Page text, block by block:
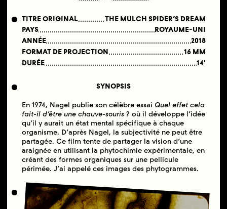
TITRE ORIGINAL
THE MULCH SPIDER’S DREAM
PAYS
ROYAUME-UNI
ANNÉE
2018
FORMAT DE PROJECTION
16 MM
DURÉE
14'
SYNOPSIS
En 1974, Nagel publie son célèbre essai Quel effet cela
fait-il d’être une chauve-souris ? où il développe l’idée
qu’il y aurait un état mental spécifique à chaque
organisme. D’après Nagel, la subjectivité ne peut être
partagée. Ce film tente de partager la vision d’une
araignée en utilisant la phytochimie expérimentale, en
créant des formes organiques sur une pellicule
périmée. J’ai appelé ces images des phytogrammes.